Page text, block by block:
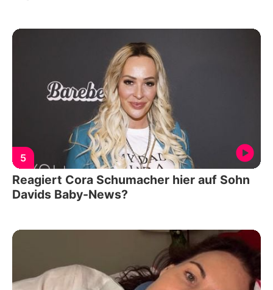
5
Reagiert Cora Schumacher hier auf Sohn
Davids Baby-News?